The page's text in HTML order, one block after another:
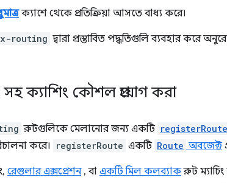
ক্যাশে থেকে প্রতিক্রিয়া আসতে বাধ্য করে।
routing দ্বারা প্রস্তাবিত পদ্ধতিগুলি ব্যবহার করে
সহ ক্যাশিং কৌশল প্রয়োগ করা
রুটগুলিকে মেলানোর জন্য একটি registerRoute
করে। registerRoute একটি Route অবজেক্ট
রেগুলার এক্সপ্রেশন, বা একটি মিল কলব্যাকরুট ম্যাচিং